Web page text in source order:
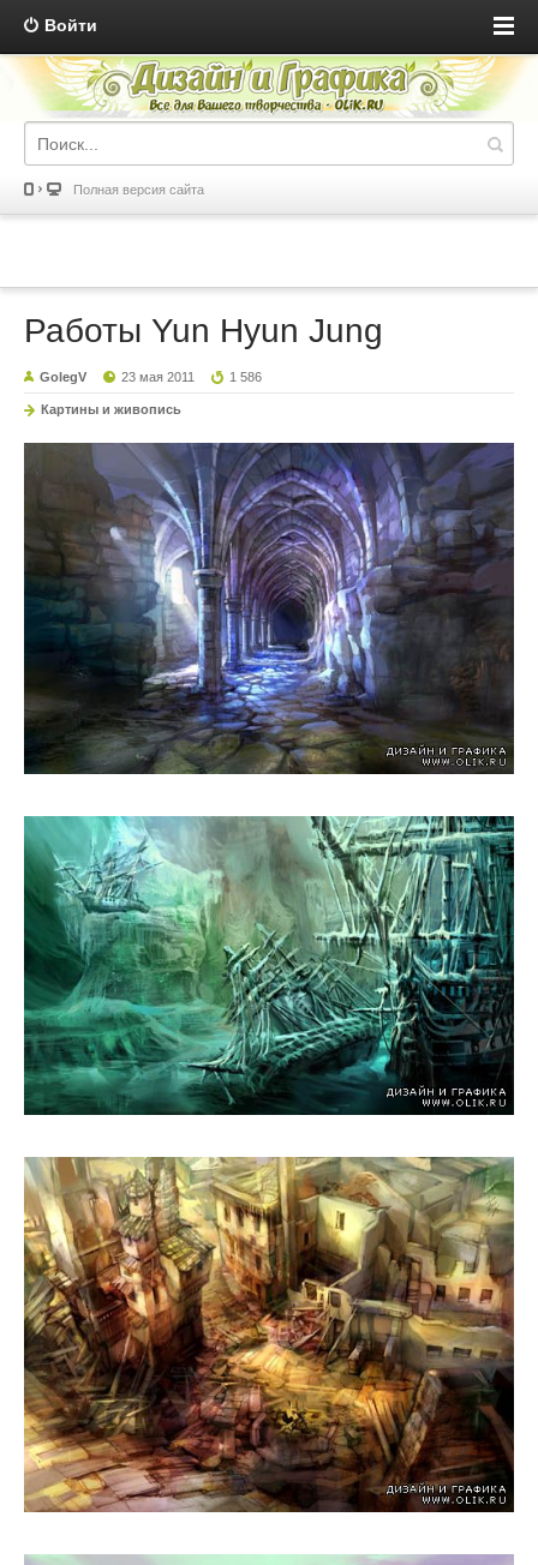
Войти
Полная версия сайта
Работы Yun Hyun Jung
GolegV 23 мая 2011 1 586
Картины и живопись